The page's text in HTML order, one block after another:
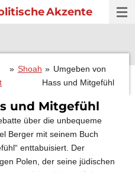
Akzente
» Shoah » Umgeben von
Hass und Mitgefühl
und Mitgefühl
über die unbequeme
Berger mit seinem Buch
enttabuisiert. Der
Polen, der seine jüdischen